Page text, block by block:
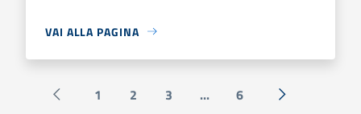
VAI ALLA PAGINA
Pagina precedente
1 2 3 ... 6 Successiva »